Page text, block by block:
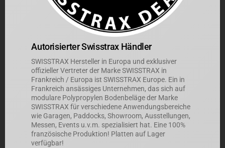
Autorisierter Swisstrax Händler
SWISSTRAX Hersteller in Europa und exklusiver
offizieller Vertreter der Marke SWISSTRAX in
Frankreich / Europa ist SWISSTRAX Europe. Ein in
Frankreich ansässiges Unternehmen, das sich auf
modulare Polypropylen Bodenbeläge der Marke
SWISSTRAX für verschiedene Anwendungsbereiche
wie Garagen, Paddocks, Showroom, Ausstellungen,
Messen, Events u.v.m. spezialisiert hat. Eine 100%
französische Produktion! Platten auf Lager
verfügbar!